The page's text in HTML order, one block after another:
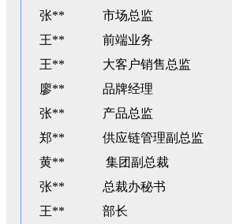
张**
市场总监
王**
前端业务
王**
大客户销售总监
廖**
品牌经理
张**
产品总监
郑**
供应链管理副总监
黄**
集团副总裁
张**
总裁办秘书
王**
部长